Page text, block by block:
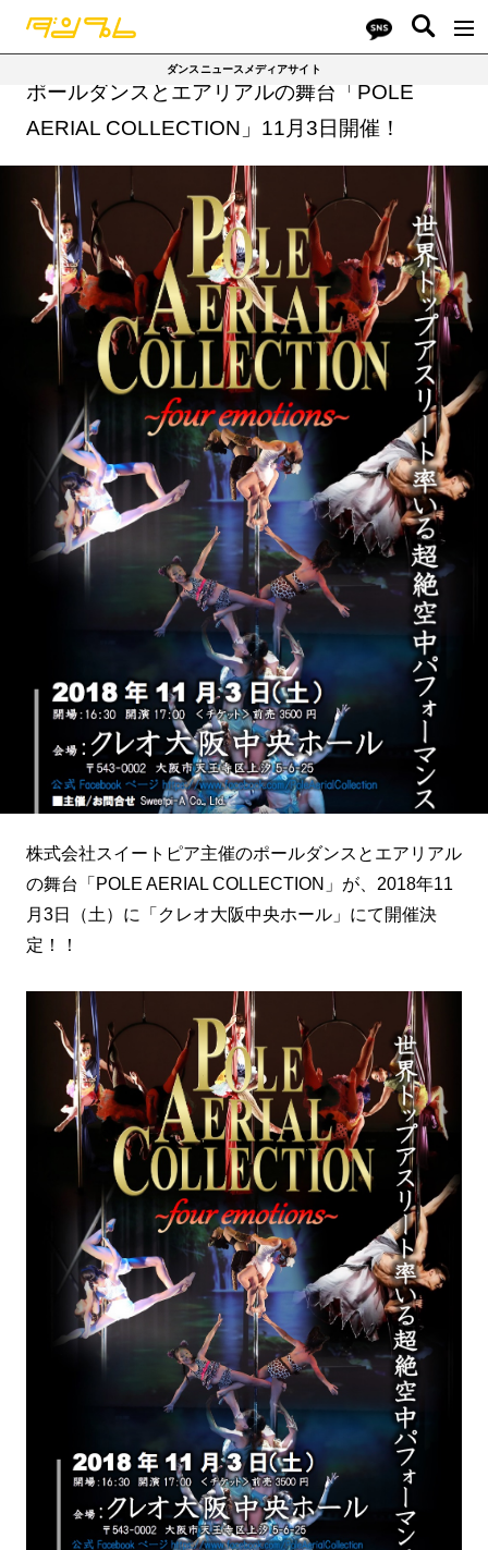
ダンスニュースメディアサイト
ポールダンスとエアリアルの舞台「POLE
AERIAL COLLECTION」11月3日開催！
株式会社スイートピア主催のポールダンスとエアリアル
の舞台「POLE AERIAL COLLECTION」が、2018年11
月3日（土）に「クレオ大阪中央ホール」にて開催決
定！！